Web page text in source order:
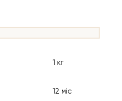
1 кг
12 міс